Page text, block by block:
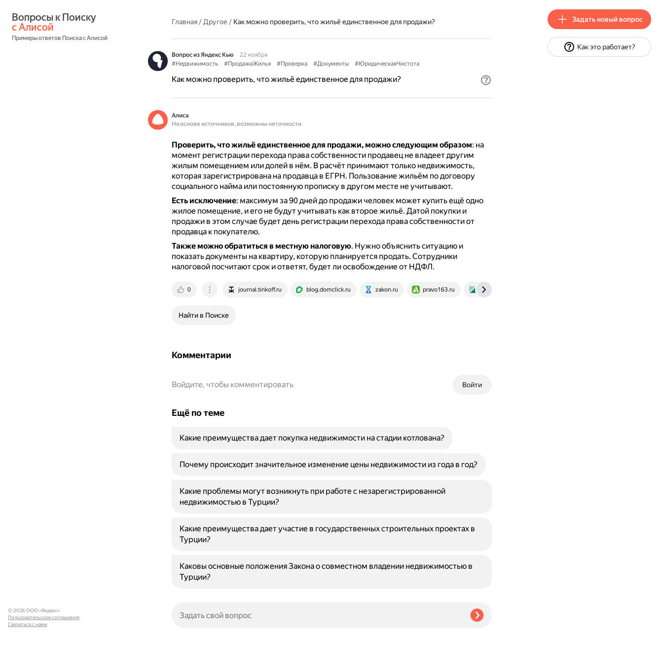
с Алисой
Примеры ответов Поиска с Алисой
Главная/Другое / Как можно проверить, что жильё единственное для продажи?
Вопрос из Яндекс Кью
22 ноября
#Недвижимость
#ПродажаЖилья #Проверка #Документы #ЮридическаяЧистота
Как можно проверить, что жильё единственное для продажи?
Алиса
На основе источников, возможны неточности
Проверить, что жильё единственное для продажи, можно следующим образом: на
момент регистрации перехода права собственности продавец не владеет другим
жилым помещением или долей в нём. В расчёт принимают только недвижимость,
которая зарегистрирована на продавца в ЕГРН. Пользование жильём по договору
социального найма или постоянную прописку в другом месте не учитывают.
Есть исключение: максимум за 90 дней до продажи человек может купить ещё одно
жилое помещение, и его не будут учитывать как второе жильё. Датой покупки и
продажи в этом случае будет день регистрации перехода права собственности от
продавца к покупателю.
Также можно обратиться в местную налоговую. Нужно объяснить ситуацию и
показать документы на квартиру, которую планируется продать. Сотрудники
налоговой посчитают срок и ответят, будет ли освобождение от НДФЛ.
0 journal.tinkoff.ru blog.domclick.ru zakon.ru pravo163.ru realty.rbc.ru
Найти в Поиске
Комментарии
Войти
Войдите, чтобы комментировать
Ещё по теме
Какие преимущества дает покупка недвижимости на стадии котлована?
Почему происходит значительное изменение цены недвижимости из года в год?
Какие проблемы могут возникнуть при работе с незарегистрированной
недвижимостью в Турции?
Какие преимущества дает участие в государственных строительных проектах в
Турции?
Каковы основные положения Закона о совместном владении недвижимостью в
Турции?
© 2026 ООО «Яндекс»
Пользовательское соглашение
Связаться с нами
Задать новый вопрос
Как это работает?